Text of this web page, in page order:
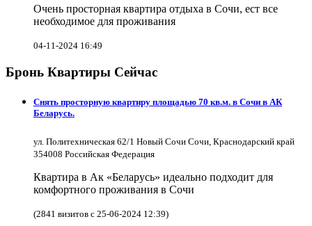
Очень просторная квартира отдыха в Сочи, ест все
необходимое для проживания
04-11-2024 16:49
Бронь Квартиры Сейчас
Снять просторную квартиру площадью 70 кв.м. в Сочи в АК
Беларусь.
ул. Политехническая 62/1 Новый Сочи Сочи, Краснодарский край
354008 Российская Федерация
Квартира в Ак «Беларусь» идеально подходит для
комфортного проживания в Сочи
(2841 визитов с 25-06-2024 12:39)